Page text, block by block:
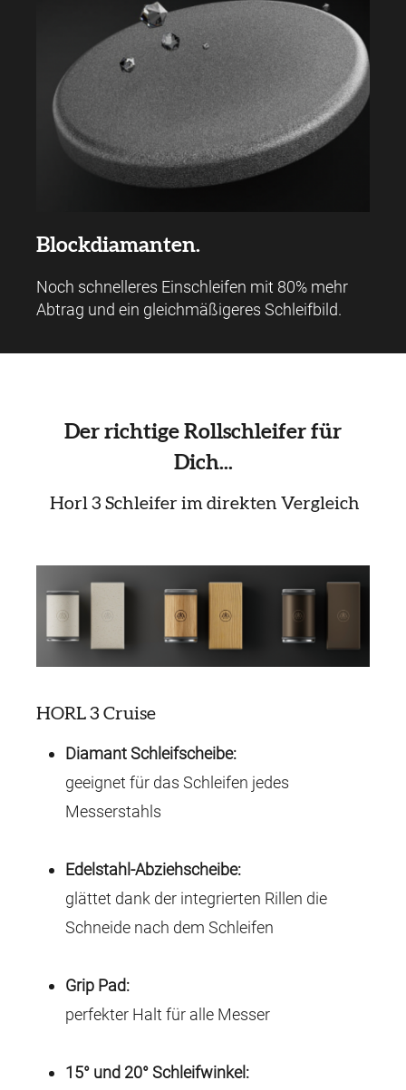
Blockdiamanten.
Noch schnelleres Einschleifen mit 80% mehr
Abtrag und ein gleichmäßigeres Schleifbild.
Der richtige Rollschleifer für
Dich...
Horl 3 Schleifer im direkten Vergleich
HORL 3 Cruise
Diamant Schleifscheibe:
geeignet für das Schleifen jedes
Messerstahls
Edelstahl-Abziehscheibe:
glättet dank der integrierten Rillen die
Schneide nach dem Schleifen
Grip Pad:
perfekter Halt für alle Messer
15° und 20° Schleifwinkel: